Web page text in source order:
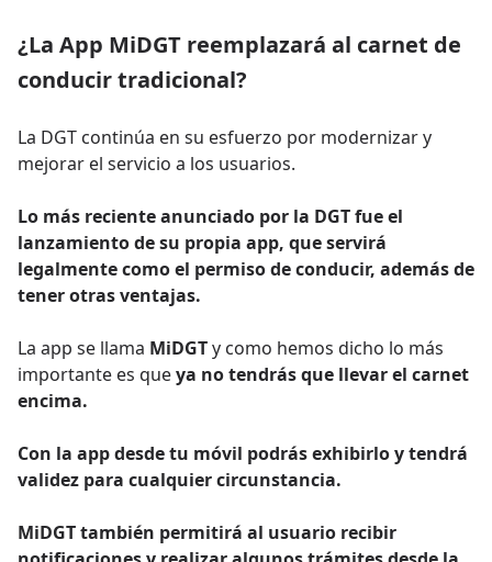
¿La App MiDGT reemplazará al carnet de
conducir tradicional?
La DGT continúa en su esfuerzo por modernizar y
mejorar el servicio a los usuarios.
Lo más reciente anunciado por la DGT fue el
lanzamiento de su propia app, que servirá
legalmente como el permiso de conducir, además de
tener otras ventajas.
La app se llama MiDGTy como hemos dicho lo más
importante es queya no tendrás que llevar el carnet
encima.
Con la app desde tu móvil podrás exhibirlo y tendrá
validez para cualquier circunstancia.
MiDGT también permitirá al usuario recibir